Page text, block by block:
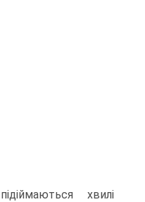
хвилі